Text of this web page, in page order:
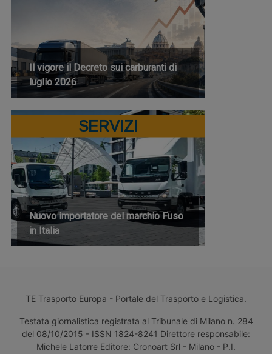
Il vigore il Decreto sui carburanti di
luglio 2026
SERVIZI
Nuovo importatore del marchio Fuso
in Italia
TE Trasporto Europa - Portale del Trasporto e Logistica.
Testata giornalistica registrata al Tribunale di Milano n. 284
del 08/10/2015 - ISSN 1824-8241 Direttore responsabile:
Michele Latorre Editore: Cronoart Srl - Milano - P.I.